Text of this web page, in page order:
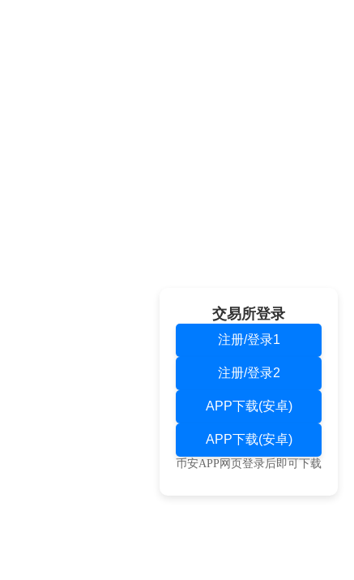
交易所登录
注册/登录1
注册/登录2
APP下载(安卓)
APP下载(安卓)
币安APP网页登录后即可下载